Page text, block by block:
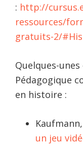
: http://
ressources/
gratuits-2/
Quelques-
Pédagogique
en histoire :
un jeu